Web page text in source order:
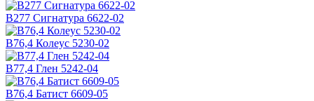
В277 Сигнатура 6622-02
В76,4 Колеус 5230-02
В77,4 Глен 5242-04
В76,4 Батист 6609-05